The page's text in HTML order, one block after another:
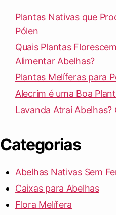
Plantas Nativas que
Pólen
Quais Plantas
Alimentar Abelhas?
Plantas Melíferas para
Alecrim é uma Boa
Lavanda Atrai
Categorias
Abelhas Nativas Sem
Caixas para Abelhas
Flora Melífera